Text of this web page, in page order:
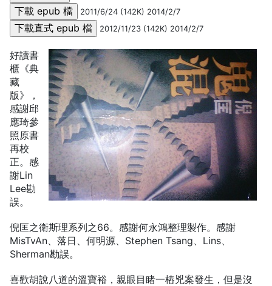
2011/6/24 (142K) 2014/2/7
2012/11/23 (142K) 2014/2/7
好讀書
櫃《典
藏
版》，
感謝邱
應琦參
照原書
再校
正。感
謝Lin
Lee勘
誤。
倪匡之衛斯理系列之66。感謝何永鴻整理製作。感謝
MisTvAn、落日、何明源、Stephen Tsang、Lins、
Sherman勘誤。
喜歡胡說八道的溫寶裕，親眼目睹一樁兇案發生，但是沒